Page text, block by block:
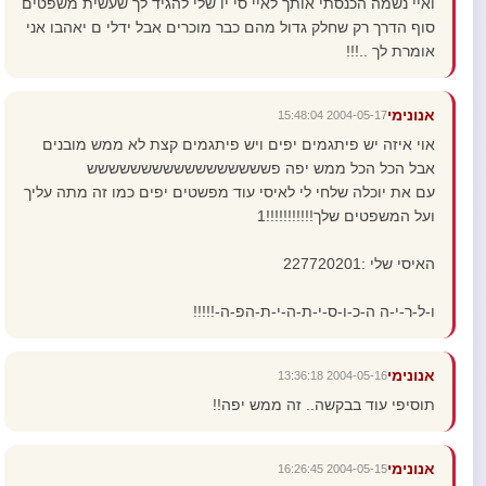
סוף הדרך רק שחלק גדול מהם כבר מוכרים אבל ידלי ם יאהבו אני
אומרת לך ..!!!
אנונימי2004-05-17 15:48:04
אוי איזה יש פיתגמים יפים ויש פיתגמים קצת לא ממש מובנים
אבל הכל הכל ממש יפה פששששששששששששששששש
עם את יוכלה שלחי לי לאיסי עוד מפשטים יפים כמו זה מתה עליך
ועל המשפטים שלך!!!!!!!!!!!1
האיסי שלי :227720201
ו-ל-ר-י-ה ה-כ-ו-ס-י-ת-ה-י-ת-הפ-ה-!!!!!
אנונימי2004-05-16 13:36:18
תוסיפי עוד בבקשה.. זה ממש יפה!!
אנונימי2004-05-15 16:26:45